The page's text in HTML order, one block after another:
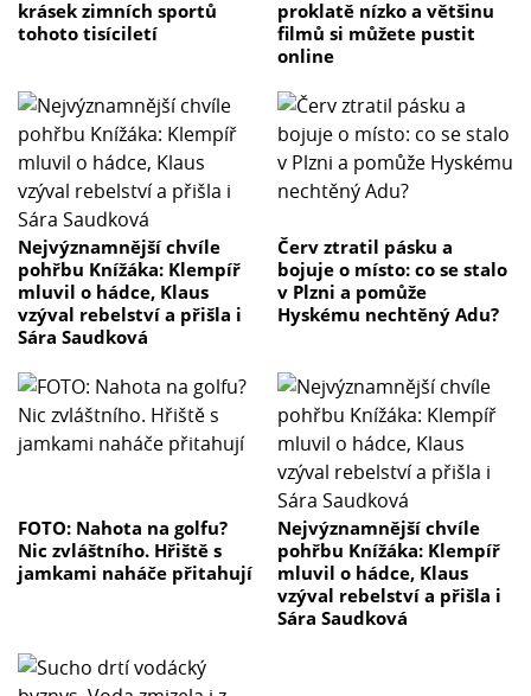
krásek zimních sportů
tohoto tisíciletí
proklatě nízko a většinu
filmů si můžete pustit
online
Nejvýznamnější chvíle
pohřbu Knížáka: Klempíř
mluvil o hádce, Klaus
vzýval rebelství a přišla i
Sára Saudková
Červ ztratil pásku a
bojuje o místo: co se stalo
v Plzni a pomůže
Hyskému nechtěný Adu?
FOTO: Nahota na golfu?
Nic zvláštního. Hřiště s
jamkami naháče přitahují
Nejvýznamnější chvíle
pohřbu Knížáka: Klempíř
mluvil o hádce, Klaus
vzýval rebelství a přišla i
Sára Saudková